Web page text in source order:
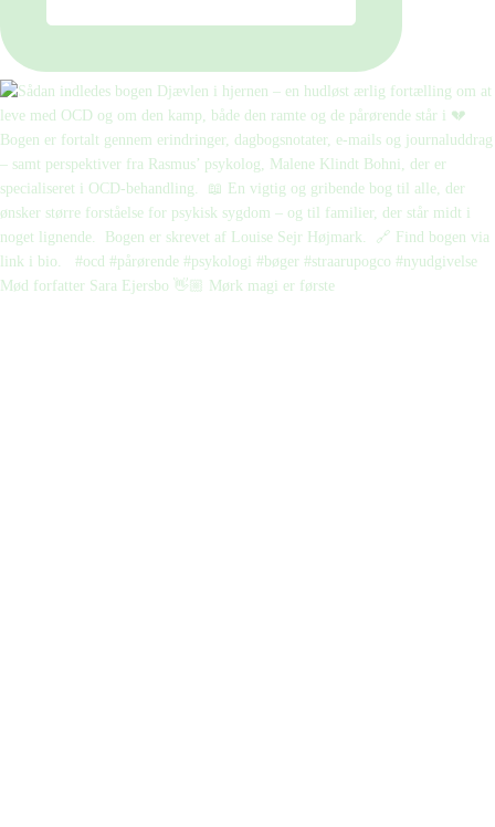
Mød forfatter Sara Ejersbo 👋🏼 Mørk magi er første